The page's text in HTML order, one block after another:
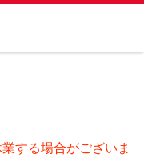
する場合がございま